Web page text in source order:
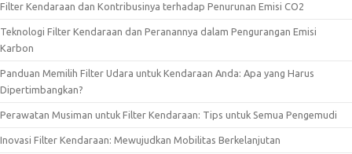
Filter Kendaraan dan Kontribusinya terhadap Penurunan Emisi CO2
Teknologi Filter Kendaraan dan Peranannya dalam Pengurangan Emisi
Karbon
Panduan Memilih Filter Udara untuk Kendaraan Anda: Apa yang Harus
Dipertimbangkan?
Perawatan Musiman untuk Filter Kendaraan: Tips untuk Semua Pengemudi
Inovasi Filter Kendaraan: Mewujudkan Mobilitas Berkelanjutan